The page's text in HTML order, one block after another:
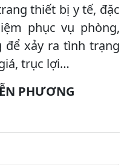
thiết bị y tế, đặc
phục vụ phòng,
để xảy ra tình trạng
trục lợi…
PHƯƠNG